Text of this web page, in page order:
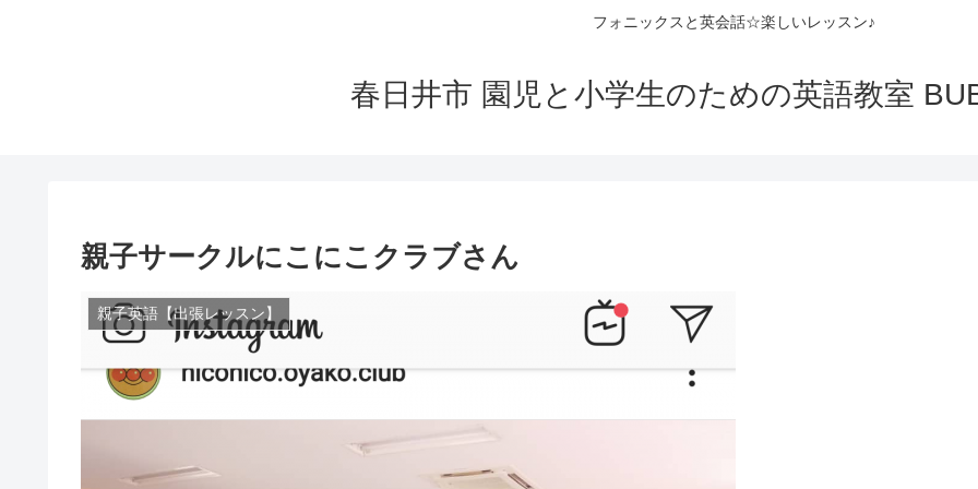
フォニックスと英会話☆楽しいレッスン♪
春日井市 園児と小学生のための英語教室
親子サークルにこにこクラブさん
親子英語【出張レッスン】